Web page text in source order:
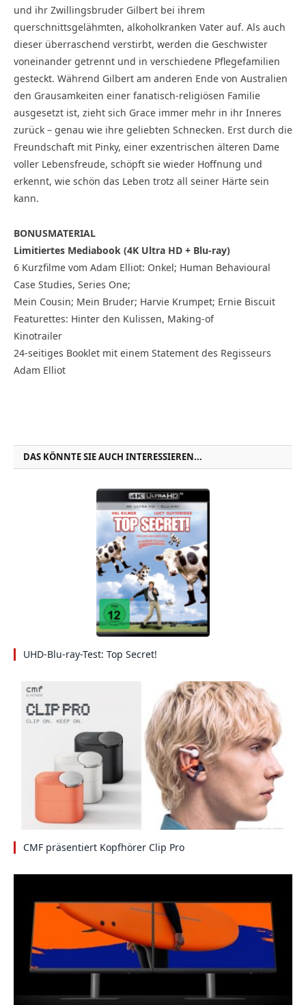
und ihr Zwillingsbruder Gilbert bei ihrem
querschnittsgelähmten, alkoholkranken Vater auf. Als auch
dieser überraschend verstirbt, werden die Geschwister
voneinander getrennt und in verschiedene Pflegefamilien
gesteckt. Während Gilbert am anderen Ende von Australien
den Grausamkeiten einer fanatisch-religiösen Familie
ausgesetzt ist, zieht sich Grace immer mehr in ihr Inneres
zurück – genau wie ihre geliebten Schnecken. Erst durch die
Freundschaft mit Pinky, einer exzentrischen älteren Dame
voller Lebensfreude, schöpft sie wieder Hoffnung und
erkennt, wie schön das Leben trotz all seiner Härte sein
kann.
BONUSMATERIAL
Limitiertes Mediabook (4K Ultra HD + Blu-ray)
6 Kurzfilme vom Adam Elliot: Onkel; Human Behavioural
Case Studies, Series One;
Mein Cousin; Mein Bruder; Harvie Krumpet; Ernie Biscuit
Featurettes: Hinter den Kulissen, Making-of
Kinotrailer
24-seitiges Booklet mit einem Statement des Regisseurs
Adam Elliot
DAS KÖNNTE SIE AUCH INTERESSIEREN...
UHD-Blu-ray-Test: Top Secret!
CMF präsentiert Kopfhörer Clip Pro